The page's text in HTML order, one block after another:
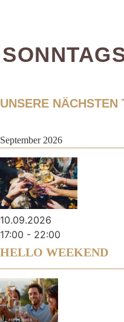
UNSERE NÄCHSTEN
September 2026
10.09.2026
17:00 - 22:00
HELLO WEEKEND